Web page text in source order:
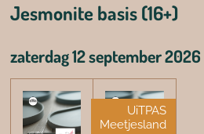
Jesmonite basis (16+)
zaterdag 12 september 2026
UiTPAS
Meetjesland